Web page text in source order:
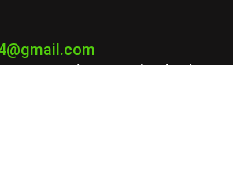
Bạch, Phường 15, Quận Tân Bình,